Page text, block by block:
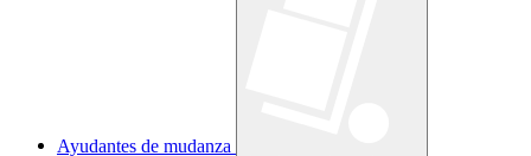
Ayudantes de mudanza